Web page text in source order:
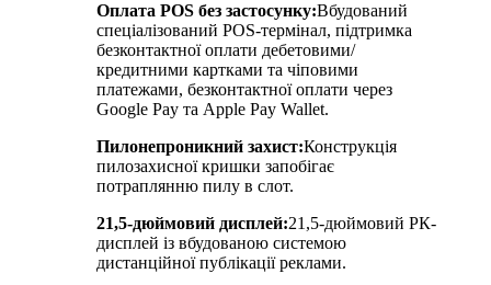
Оплата POS без застосунку:Вбудований
спеціалізований POS-термінал, підтримка
безконтактної оплати дебетовими/
кредитними картками та чіповими
платежами, безконтактної оплати через
Google Pay та Apple Pay Wallet.
Пилонепроникний захист:Конструкція
пилозахисної кришки запобігає
потраплянню пилу в слот.
21,5-дюймовий дисплей:21,5-дюймовий РК-
дисплей із вбудованою системою
дистанційної публікації реклами.